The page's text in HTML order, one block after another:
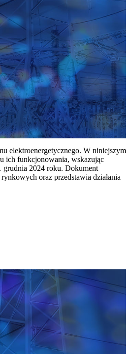
elektroenergetycznego. W niniejszym
ich funkcjonowania, wskazując
grudnia 2024 roku. Dokument
oraz przedstawia działania